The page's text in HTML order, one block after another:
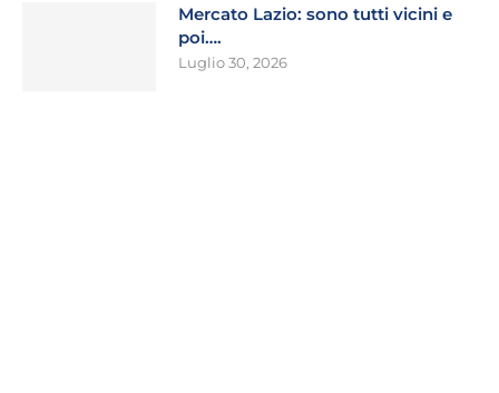
Mercato Lazio: sono tutti vicini e
poi….
Luglio 30, 2026